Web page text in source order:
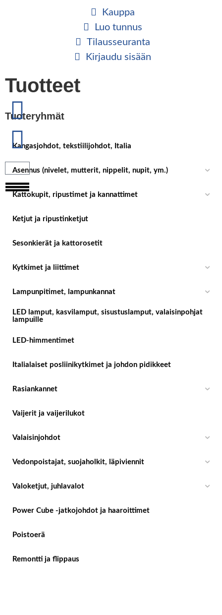
Kauppa
Luo tunnus
Tilaus­seuranta
Kirjaudu sisään
Tuotteet
Tuoteryhmät
Kangasjohdot, tekstiilijohdot, Italia
Asennus (nivelet, mutterit, nippelit, nupit, ym.)
Kattokupit, ripustimet ja kannattimet
Ketjut ja ripustinketjut
Sesonkierät ja kattorosetit
Kytkimet ja liittimet
Lampunpitimet, lampunkannat
LED lamput, kasvilamput, sisustuslamput, valaisinpohjat
lampuille
LED-himmentimet
Italialaiset posliinikytkimet ja johdon pidikkeet
Rasiankannet
Vaijerit ja vaijerilukot
Valaisinjohdot
Vedonpoistajat, suojaholkit, läpiviennit
Valoketjut, juhlavalot
Power Cube -jatkojohdot ja haaroittimet
Poistoerä
Remontti ja flippaus